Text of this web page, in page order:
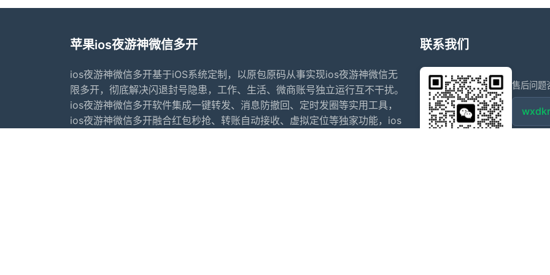
苹果ios夜游神微信多开
ios夜游神微信多开基于iOS系统定制，以原包原码从事实现ios夜游神微信无
限多开，彻底解决闪退封号隐患，工作、生活、微商账号独立运行互不干扰。
ios夜游神微信多开软件集成一键转发、消息防撤回、定时发圈等实用工具，
ios夜游神微信多开融合红包秒抢、转账自动接收、虚拟定位等独家功能，ios
联系我们
售后问题